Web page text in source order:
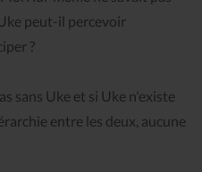
peut-il percevoir
?
sans Uke et si Uke n'existe
entre les deux, aucune